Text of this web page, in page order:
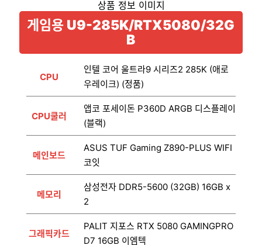
게임용 U9-285K/RTX5080/32G
B
CPU
인텔 코어 울트라9 시리즈2 285K (애로
우레이크) (정품)
CPU쿨러
앱코 포세이돈 P360D ARGB 디스플레이
(블랙)
메인보드
ASUS TUF Gaming Z890-PLUS WIFI
코잇
메모리
삼성전자 DDR5-5600 (32GB) 16GB x
2
그래픽카드
PALIT 지포스 RTX 5080 GAMINGPRO
D7 16GB 이엠텍